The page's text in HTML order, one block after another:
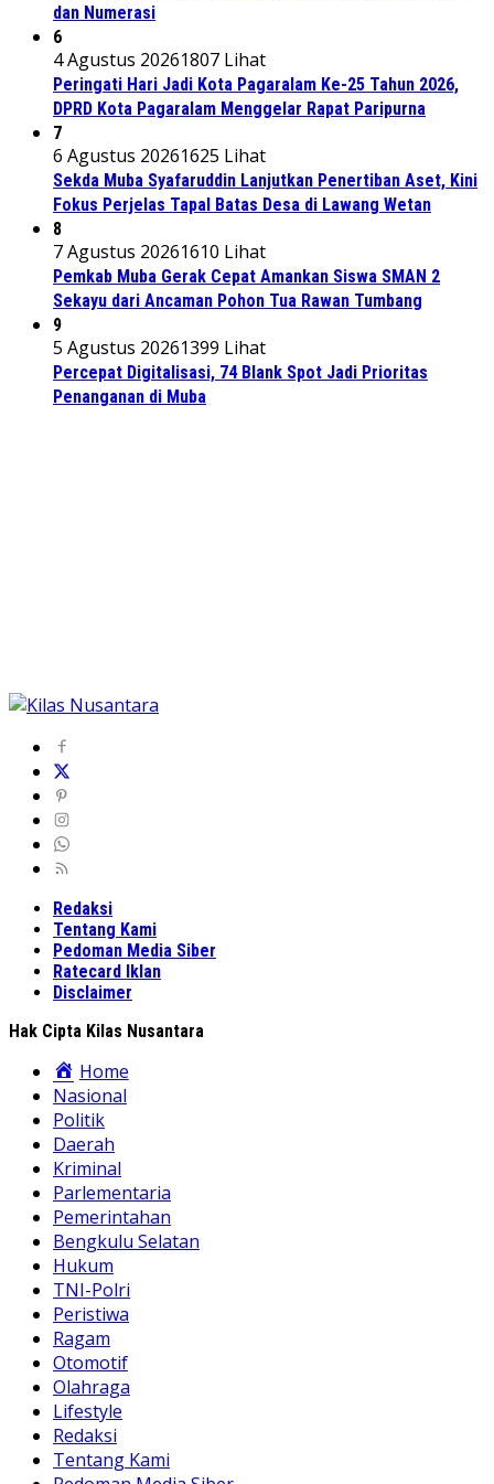
dan Numerasi
6
4 Agustus 20261807 Lihat
Peringati Hari Jadi Kota Pagaralam Ke-25 Tahun 2026,
DPRD Kota Pagaralam Menggelar Rapat Paripurna
7
6 Agustus 20261625 Lihat
Sekda Muba Syafaruddin Lanjutkan Penertiban Aset, Kini
Fokus Perjelas Tapal Batas Desa di Lawang Wetan
8
7 Agustus 20261610 Lihat
Pemkab Muba Gerak Cepat Amankan Siswa SMAN 2
Sekayu dari Ancaman Pohon Tua Rawan Tumbang
9
5 Agustus 20261399 Lihat
Percepat Digitalisasi, 74 Blank Spot Jadi Prioritas
Penanganan di Muba
Redaksi
Tentang Kami
Pedoman Media Siber
Ratecard Iklan
Disclaimer
Hak Cipta Kilas Nusantara
Home
Nasional
Politik
Daerah
Kriminal
Parlementaria
Pemerintahan
Bengkulu Selatan
Hukum
TNI-Polri
Peristiwa
Ragam
Otomotif
Olahraga
Lifestyle
Redaksi
Tentang Kami